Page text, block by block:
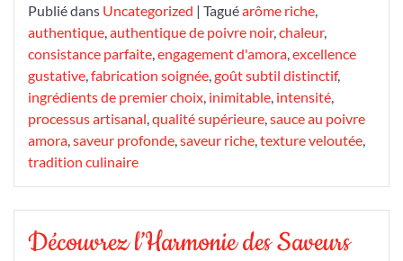
Culinaire
Incontournable
Publié dans Uncategorized | Taguéarôme riche,
authentique,authentique de poivre noir,chaleur,
consistance parfaite,engagement d'amora,excellence
gustative,fabrication soignée,goût subtil distinctif,
ingrédients de premier choix, inimitable, intensité,
processus artisanal,qualité supérieure,sauce au poivre
amora,saveur profonde,saveur riche,texture veloutée,
tradition culinaire
Découvrez l’Harmonie des Saveurs